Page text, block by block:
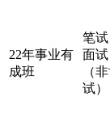
22年事业有
成班
笔
面
（
试）